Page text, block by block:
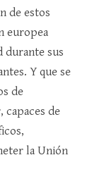
de estos
europea
durante sus
Y que se
de
capaces de
la Unión